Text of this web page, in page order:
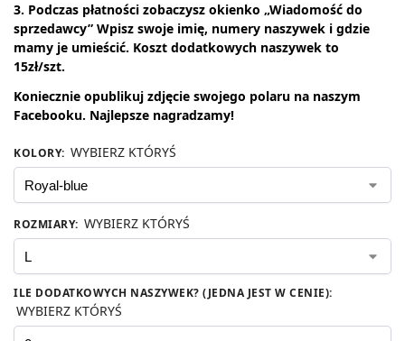
3. Podczas płatności zobaczysz okienko „Wiadomość do
sprzedawcy” Wpisz swoje imię, numery naszywek i gdzie
mamy je umieścić. Koszt dodatkowych naszywek to
15zł/szt.
Koniecznie opublikuj zdjęcie swojego polaru na naszym
Facebooku. Najlepsze nagradzamy!
KOLORY: WYBIERZ KTÓRYŚ
ROZMIARY: WYBIERZ KTÓRYŚ
ILE DODATKOWYCH NASZYWEK? (JEDNA JEST W CENIE):
WYBIERZ KTÓRYŚ